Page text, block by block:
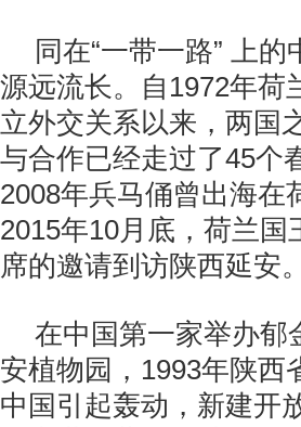
同在“一带一路” 上
源远流长。自1972年荷
立外交关系以来，两国
与合作已经走过了45个
2008年兵马俑曾出海在
2015年10月底，荷兰
席的邀请到访陕西延安。
在中国第一家举办郁
安植物园，1993年陕西
中国引起轰动，新建开